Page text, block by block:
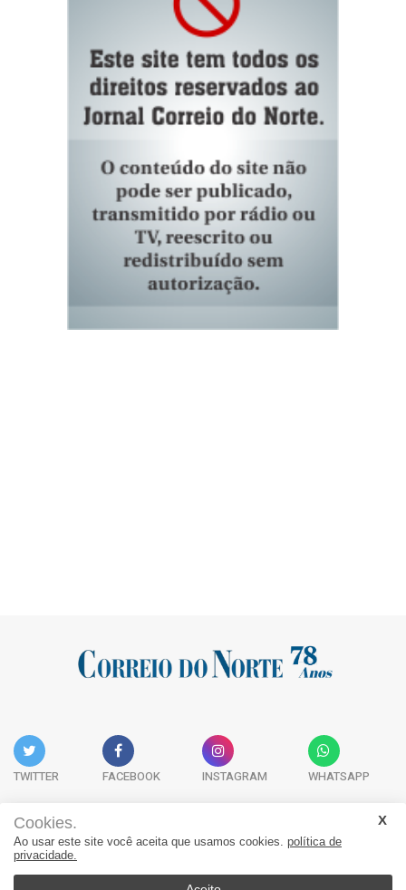
TWITTER FACEBOOK INSTAGRAM WHATSAPP
Acervo Digital Fale Conosco Quem Somos
Cookies.
Ao usar este site você aceita que usamos cookies. política de
privacidade.